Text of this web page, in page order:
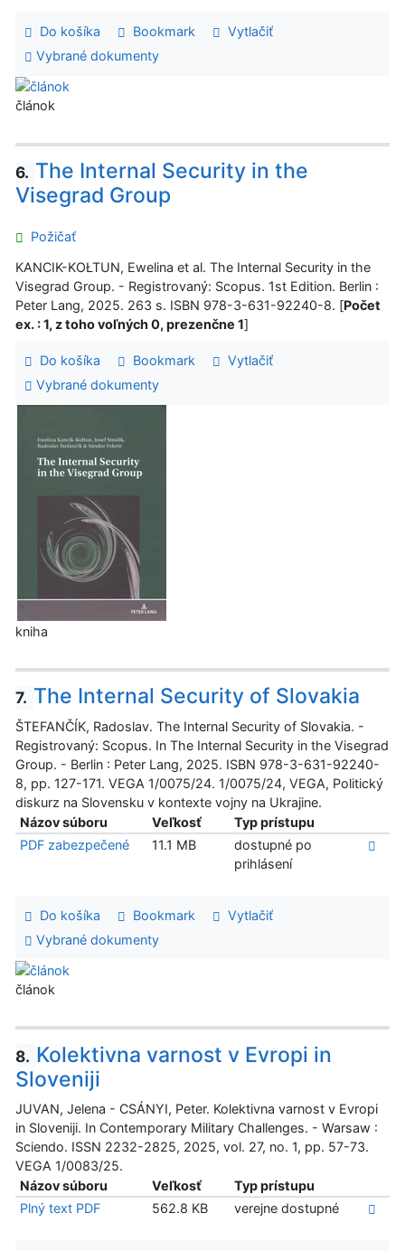
Do košíka Bookmark
Vytlačiť
Vybrané dokumenty
článok
6. The Internal Security in the
Visegrad Group
Požičať
KANCIK-KOŁTUN, Ewelina et al. The Internal Security in the
Visegrad Group. - Registrovaný: Scopus. 1st Edition. Berlin :
Peter Lang, 2025. 263 s. ISBN 978-3-631-92240-8. [Počet
ex. : 1, z toho voľných 0, prezenčne 1]
Do košíka Bookmark
Vytlačiť
Vybrané dokumenty
kniha
7. The Internal Security of Slovakia
ŠTEFANČÍK, Radoslav. The Internal Security of Slovakia. -
Registrovaný: Scopus. In The Internal Security in the Visegrad
Group. - Berlin : Peter Lang, 2025. ISBN 978-3-631-92240-
8, pp. 127-171. VEGA 1/0075/24. 1/0075/24, VEGA, Politický
diskurz na Slovensku v kontexte vojny na Ukrajine.
Názov súboru
Veľkosť
Typ prístupu
PDF zabezpečené
11.1 MB
dostupné po
prihlásení
Do košíka Bookmark
Vytlačiť
Vybrané dokumenty
článok
8. Kolektivna varnost v Evropi in
Sloveniji
JUVAN, Jelena - CSÁNYI, Peter. Kolektivna varnost v Evropi
in Sloveniji. In Contemporary Military Challenges. - Warsaw :
Sciendo. ISSN 2232-2825, 2025, vol. 27, no. 1, pp. 57-73.
VEGA 1/0083/25.
Názov súboru
Veľkosť
Typ prístupu
Plný text PDF
562.8 KB verejne dostupné